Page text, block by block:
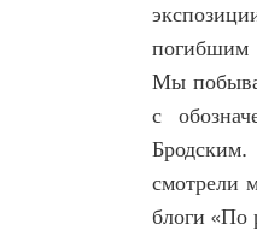
погибшим
Мы
с
Бродским.
смотрели
блоги «По